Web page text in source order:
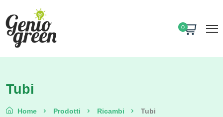
0
Tubi
Home Prodotti Ricambi Tubi